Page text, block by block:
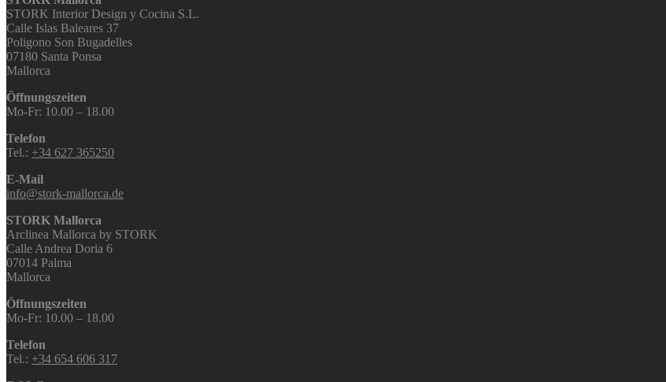
STORK Interior Design y Cocina S.L.
Calle Islas Baleares 37
Poligono Son Bugadelles
07180 Santa Ponsa
Mallorca
Öffnungszeiten
Mo-Fr: 10.00 – 18.00
Telefon
Tel.: +34 627 365250
E-Mail
info@stork-mallorca.de
STORK Mallorca
Arclinea Mallorca by STORK
Calle Andrea Doria 6
07014 Palma
Mallorca
Öffnungszeiten
Mo-Fr: 10.00 – 18.00
Telefon
Tel.: +34 654 606 317